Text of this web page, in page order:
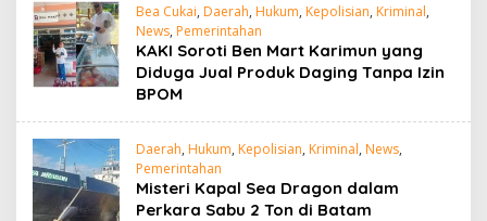
Bea Cukai, Daerah, Hukum, Kepolisian, Kriminal,
News, Pemerintahan
KAKI Soroti Ben Mart Karimun yang
Diduga Jual Produk Daging Tanpa Izin
BPOM
Daerah, Hukum, Kepolisian, Kriminal, News,
Pemerintahan
Misteri Kapal Sea Dragon dalam
Perkara Sabu 2 Ton di Batam